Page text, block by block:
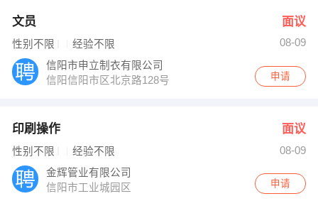
文员 面议
性别不限 经验不限
08-09
信阳市申立制衣有限公司
信阳信阳市区北京路128号
申请
印刷操作 面议
性别不限 经验不限
08-09
金辉管业有限公司
信阳市工业城园区
申请